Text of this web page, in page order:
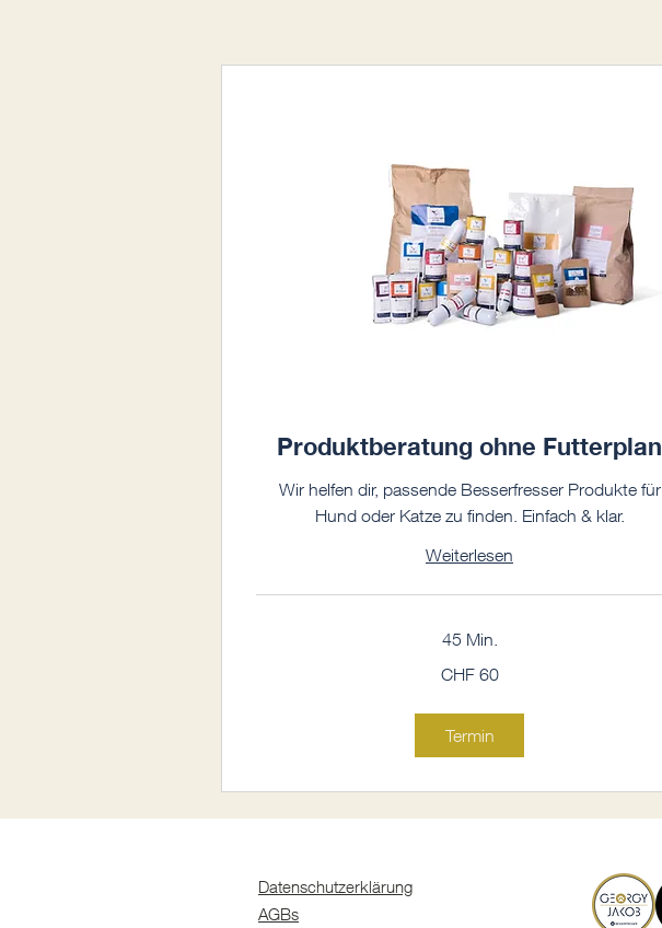
Produktberatung ohne Futterplan
Wir helfen dir, passende Besserfresser Produkte für
Hund oder Katze zu finden. Einfach & klar.
Weiterlesen
45 Min.
CHF 60
Termin
Datenschutzerklärung
AGBs